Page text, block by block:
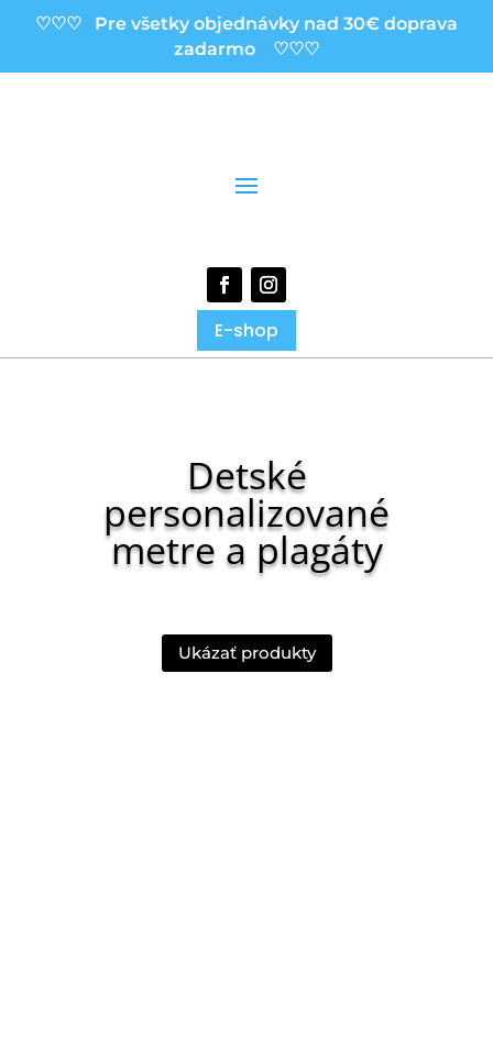
♡♡♡ Pre všetky objednávky nad 30€ doprava
zadarmo ♡♡♡
E-shop
Detské
personalizované
metre a plagáty
Ukázať produkty